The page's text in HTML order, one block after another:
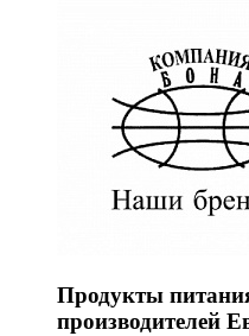
Продукты
производителей